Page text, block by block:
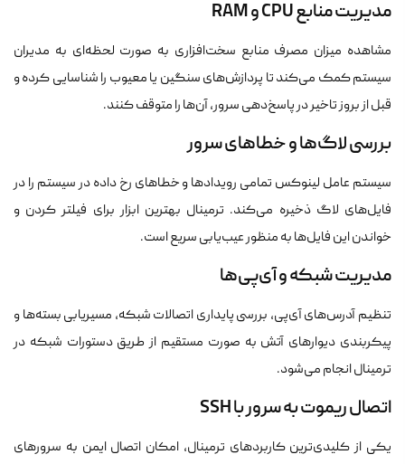
مدیریت منابع CPU و RAM
مشاهده میزان مصرف منابع سخت‌افزاری به صورت لحظه‌ای به مدیران
سیستم کمک می‌کند تا پردازش‌های سنگین یا معیوب را شناسایی کرده و
قبل از بروز تاخیر در پاسخ‌دهی سرور، آن‌ها را متوقف کنند.
بررسی لاگ‌ها و خطاهای سرور
سیستم عامل لینوکس تمامی رویدادها و خطاهای رخ داده در سیستم را در
فایل‌های لاگ ذخیره می‌کند. ترمینال بهترین ابزار برای فیلتر کردن و
خواندن این فایل‌ها به منظور عیب‌یابی سریع است.
مدیریت شبکه و آی‌پی‌ها
تنظیم آدرس‌های آی‌پی، بررسی پایداری اتصالات شبکه، مسیر‌یابی بسته‌ها و
پیکربندی دیوارهای آتش به صورت مستقیم از طریق دستورات شبکه در
ترمینال انجام می‌شود.
اتصال ریموت به سرور با SSH
یکی از کلیدی‌ترین کاربردهای ترمینال، امکان اتصال ایمن به سرورهای